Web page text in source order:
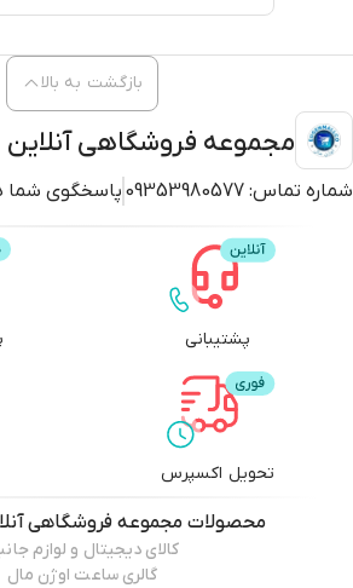
مجموعه فروشگاهی آنلاین
شماره تماس: 09353980577 پاسخگوی شما
بازگشت به بالا
پشتیبانی
تحویل اکسپرس
محصولات مجموعه فروشگاهی
کالای دیجیتال و لوازم
گالری ساعت اوژن مال